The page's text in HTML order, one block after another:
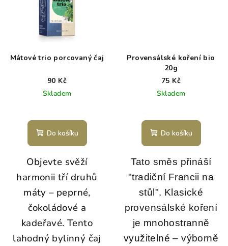
Mátové trio porcovaný čaj
90 Kč
Skladem
Do košíku
Objevte svěží
harmonii tří druhů
máty – peprné,
čokoládové a
kadeřavé. Tento
lahodný bylinný čaj
Provensálské koření bio
20g
75 Kč
Skladem
Do košíku
Tato směs přináší
"tradiční Francii na
stůl". Klasické
provensálské koření
je mnohostranně
využitelné – výborně